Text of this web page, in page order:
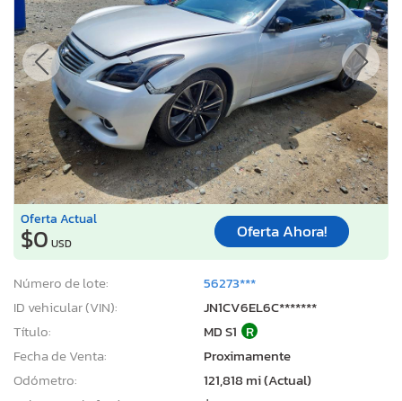
Oferta Actual
$0 USD
Oferta Ahora!
Número de lote:
56273***
ID vehicular (VIN):
JN1CV6EL6C*******
Título:
MD S1 R
Fecha de Venta:
Proximamente
Odómetro:
121,818 mi (Actual)